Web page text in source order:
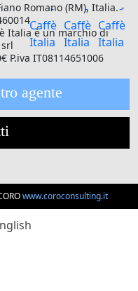
Romano (RM), Italia. -
Italia è un marchio di
P.iva IT08114651006
agente
www.coroconsulting.it